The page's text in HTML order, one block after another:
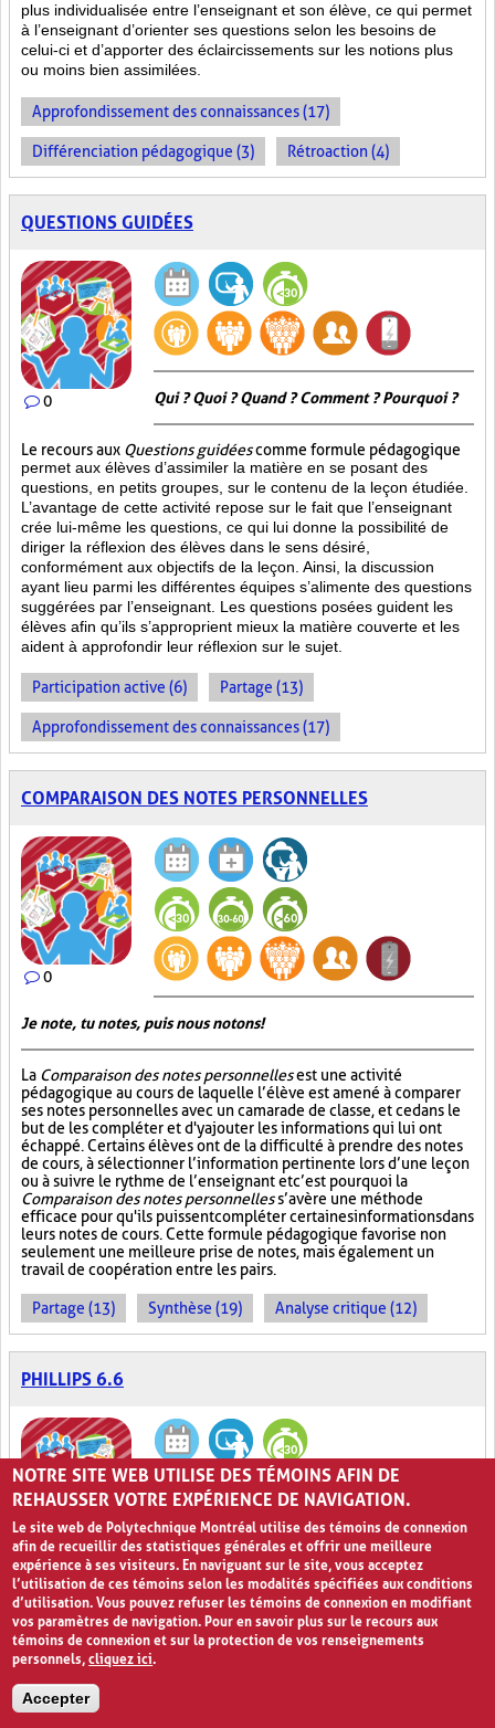
plus individualisée entre l’enseignant et son élève, ce qui permet
à l’enseignant d’orienter ses questions selon les besoins de
celui-ci et d’apporter des éclaircissements sur les notions plus
ou moins bien assimilées.
Approfondissement des connaissances (17)
Différenciation pédagogique (3) Rétroaction (4)
QUESTIONS GUIDÉES
0 Qui ? Quoi ? Quand ? Comment ? Pourquoi ?
Le recours aux Questions guidéescomme formule pédagogique
permet aux élèves d’assimiler la matière en se posant des
questions, en petits groupes, sur le contenu de la leçon étudiée.
L’avantage de cette activité repose sur le fait que l’enseignant
crée lui-même les questions, ce qui lui donne la possibilité de
diriger la réflexion des élèves dans le sens désiré,
conformément aux objectifs de la leçon. Ainsi, la discussion
ayant lieu parmi les différentes équipes s’alimente des questions
suggérées par l’enseignant. Les questions posées guident les
élèves afin qu’ils s’approprient mieux la matière couverte et les
aident à approfondir leur réflexion sur le sujet.
Participation active (6) Partage (13)
Approfondissement des connaissances (17)
COMPARAISON DES NOTES PERSONNELLES
0
Je note, tu notes, puis nous notons!
La Comparaison des notes personnellesest une activité
pédagogique au cours de laquelle l’élève est amené à comparer
ses notes personnelles avec un camarade de classe, et ce dans le
but de les compléter et d'y ajouter les informations qui lui ont
échappé. Certains élèves ont de la difficulté à prendre des notes
de cours, à sélectionner l’information pertinente lors d’une leçon
ou à suivre le rythme de l’enseignant et c’est pourquoi la
Comparaison des notes personnelless’avère une méthode
efficace pour qu'ils puissent compléter certaines informations dans
leurs notes de cours. Cette formule pédagogique favorise non
seulement une meilleure prise de notes, mais également un
travail de coopération entre les pairs.
Partage (13) Synthèse (19) Analyse critique (12)
PHILLIPS 6.6
0 Six personnes, six minutes!
La méthode pédagogiquePhillips 6.6consiste à répartir les élèves
d’une classe en sous-groupes composés de six personnes. Dans
chaque équipe, un porte-parole est désigné. Six minutes sont
allouées aux équipes afin qu’elles réfléchissent à la question
minute pour s’exprimer dans sa propre équipe. Une fois cette
étape terminée, le droit de parole est accordé aux différents
NOTRE SITE WEB UTILISE DES TÉMOINS AFIN DE
REHAUSSER VOTRE EXPÉRIENCE DE NAVIGATION.
Le site web de Polytechnique Montréal utilise des témoins de connexion
afin de recueillir des statistiques générales et offrir une meilleure
expérience à ses visiteurs. En naviguant sur le site, vous acceptez
l’utilisation de ces témoins selon les modalités spécifiées aux conditions
d’utilisation. Vous pouvez refuser les témoins de connexion en modifiant
vos paramètres de navigation. Pour en savoir plus sur le recours aux
témoins de connexion et sur la protection de vos renseignements
personnels,cliquez ici.
Accepter